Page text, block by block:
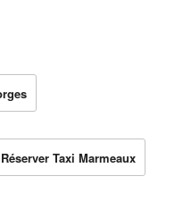
Réserver Taxi Marmeaux